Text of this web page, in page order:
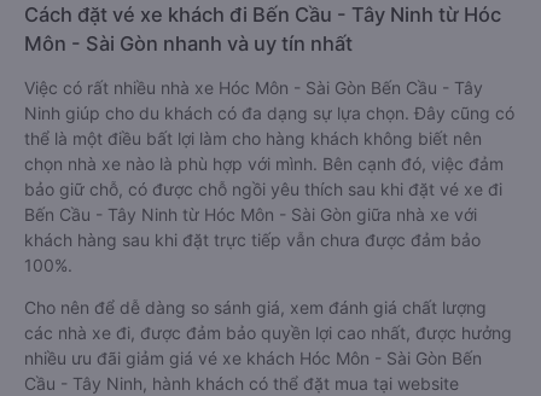
Cách đặt vé xe khách đi Bến Cầu - Tây Ninh từ Hóc
Môn - Sài Gòn nhanh và uy tín nhất
Việc có rất nhiều nhà xe Hóc Môn - Sài Gòn Bến Cầu - Tây
Ninh giúp cho du khách có đa dạng sự lựa chọn. Đây cũng có
thể là một điều bất lợi làm cho hàng khách không biết nên
chọn nhà xe nào là phù hợp với mình. Bên cạnh đó, việc đảm
bảo giữ chỗ, có được chỗ ngồi yêu thích sau khi đặt vé xe đi
Bến Cầu - Tây Ninh từ Hóc Môn - Sài Gòn giữa nhà xe với
khách hàng sau khi đặt trực tiếp vẫn chưa được đảm bảo
100%.
Cho nên để dễ dàng so sánh giá, xem đánh giá chất lượng
các nhà xe đi, được đảm bảo quyền lợi cao nhất, được hưởng
nhiều ưu đãi giảm giá vé xe khách Hóc Môn - Sài Gòn Bến
Cầu - Tây Ninh, hành khách có thể đặt mua tại website